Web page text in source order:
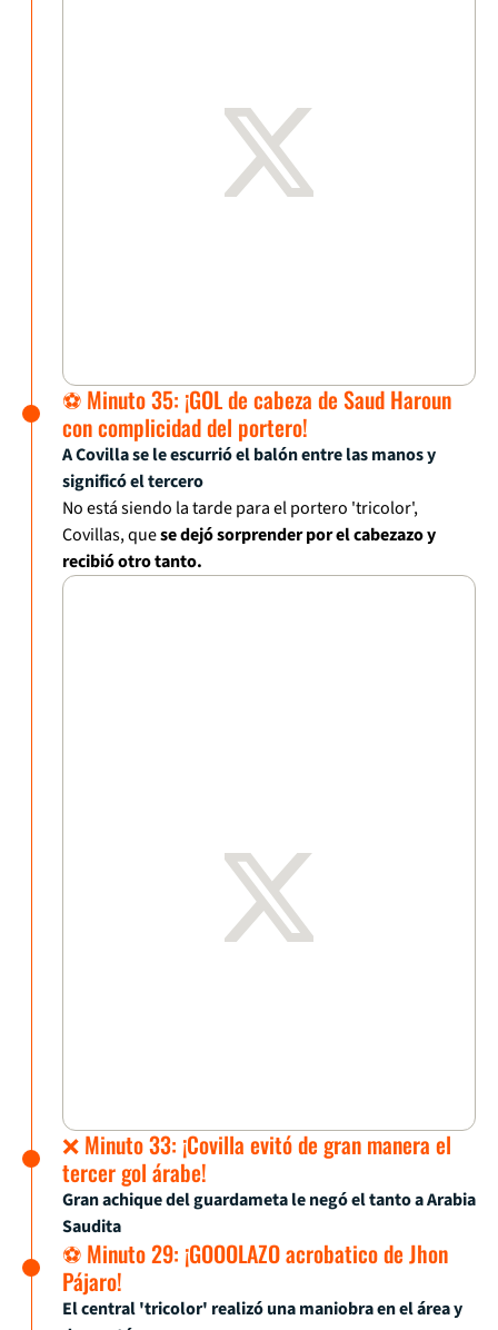
⚽ Minuto 35: ¡GOL de cabeza de Saud Haroun
con complicidad del portero!
A Covilla se le escurrió el balón entre las manos y
significó el tercero
No está siendo la tarde para el portero 'tricolor',
Covillas, quese dejó sorprender por el cabezazo y
recibió otro tanto.
❌ Minuto 33: ¡Covilla evitó de gran manera el
tercer gol árabe!
Gran achique del guardameta le negó el tanto a Arabia
Saudita
⚽ Minuto 29: ¡GOOOLAZO acrobatico de Jhon
Pájaro!
El central 'tricolor' realizó una maniobra en el área y